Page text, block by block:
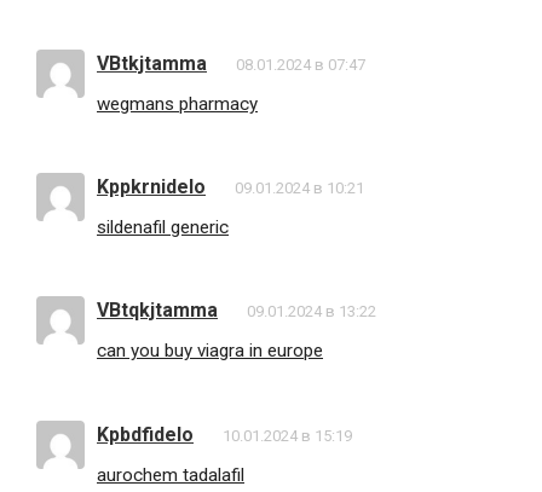
VBtkjtamma 08.01.2024 в 07:47
wegmans pharmacy
Kppkrnidelo 09.01.2024 в 10:21
sildenafil generic
VBtqkjtamma 09.01.2024 в 13:22
can you buy viagra in europe
Kpbdfidelo 10.01.2024 в 15:19
aurochem tadalafil